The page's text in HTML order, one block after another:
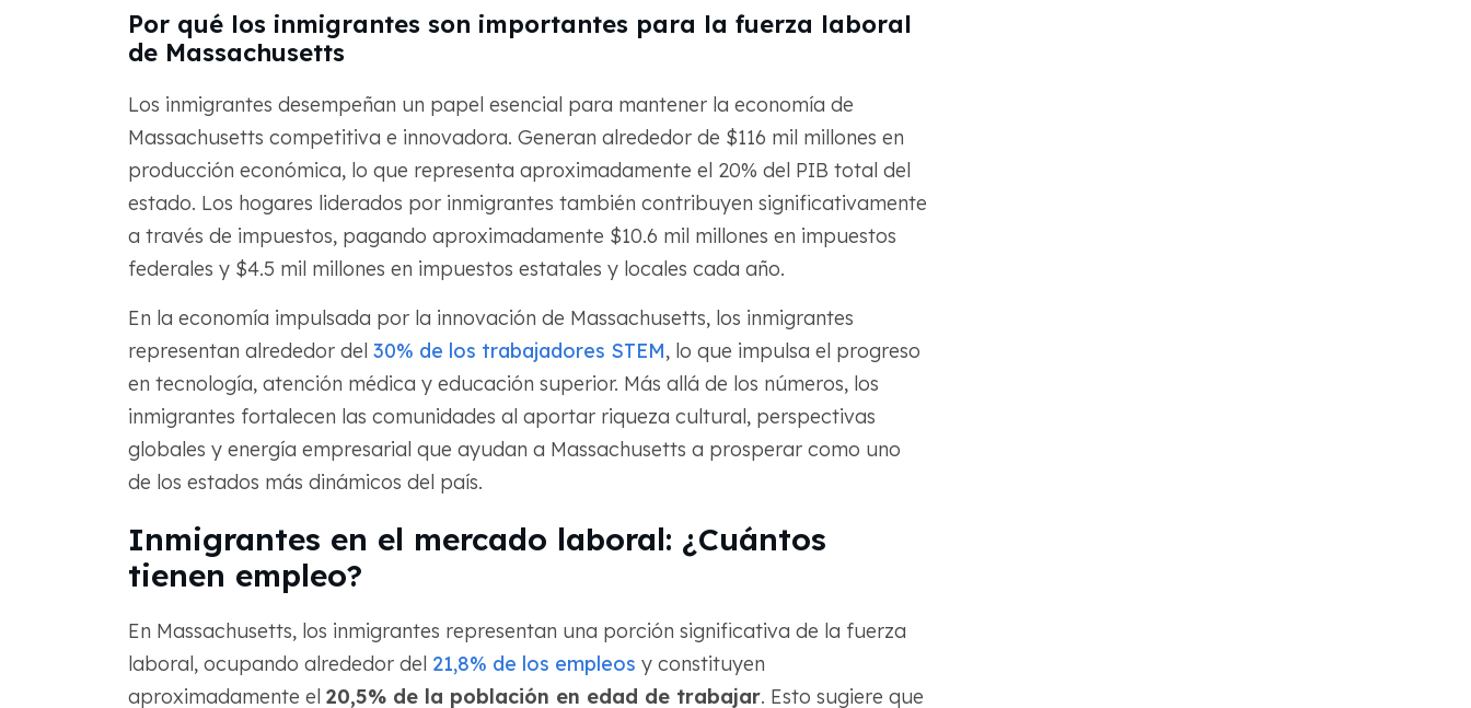
Por qué los inmigrantes son importantes para la fuerza laboral
de Massachusetts
Los inmigrantes desempeñan un papel esencial para mantener la economía de
Massachusetts competitiva e innovadora. Generan alrededor de $116 mil millones en
producción económica, lo que representa aproximadamente el 20% del PIB total del
estado. Los hogares liderados por inmigrantes también contribuyen significativamente
a través de impuestos, pagando aproximadamente $10.6 mil millones en impuestos
federales y $4.5 mil millones en impuestos estatales y locales cada año.
En la economía impulsada por la innovación de Massachusetts, los inmigrantes
representan alrededor del 30% de los trabajadores STEM, lo que impulsa el progreso
en tecnología, atención médica y educación superior. Más allá de los números, los
inmigrantes fortalecen las comunidades al aportar riqueza cultural, perspectivas
globales y energía empresarial que ayudan a Massachusetts a prosperar como uno
de los estados más dinámicos del país.
Inmigrantes en el mercado laboral: ¿Cuántos
tienen empleo?
En Massachusetts, los inmigrantes representan una porción significativa de la fuerza
laboral, ocupando alrededor del 21,8% de los empleos y constituyen
aproximadamente el 20,5% de la población en edad de trabajar. Esto sugiere que